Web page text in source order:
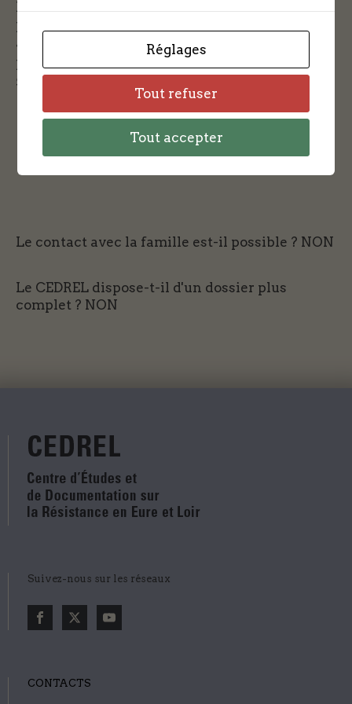
Pose de mines route de Paris et Amilly Avril 44
Destruction de panneaux routiers de décembre
42 à la libération
Incendie du baraquement radio de la DCA
Septembre 43
Le contact avec la famille est-il possible ? NON
Le CEDREL dispose-t-il d'un dossier plus
complet ? NON
Suivez-nous sur les réseaux
CONTACTS
Réglages
Tout refuser
Tout accepter